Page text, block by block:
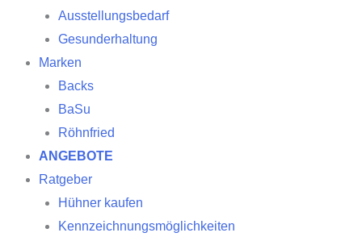
Ausstellungsbedarf
Gesunderhaltung
Marken
Backs
BaSu
Röhnfried
ANGEBOTE
Ratgeber
Hühner kaufen
Kennzeichnungsmöglichkeiten